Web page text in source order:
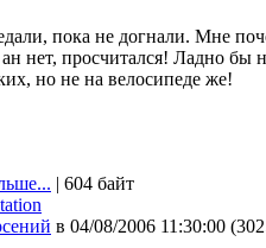
пока не догнали. Мне
нет, просчитался! Ладно бы
но не на велосипеде же!
| 604 байт
в 04/08/2006 11:30:00 (